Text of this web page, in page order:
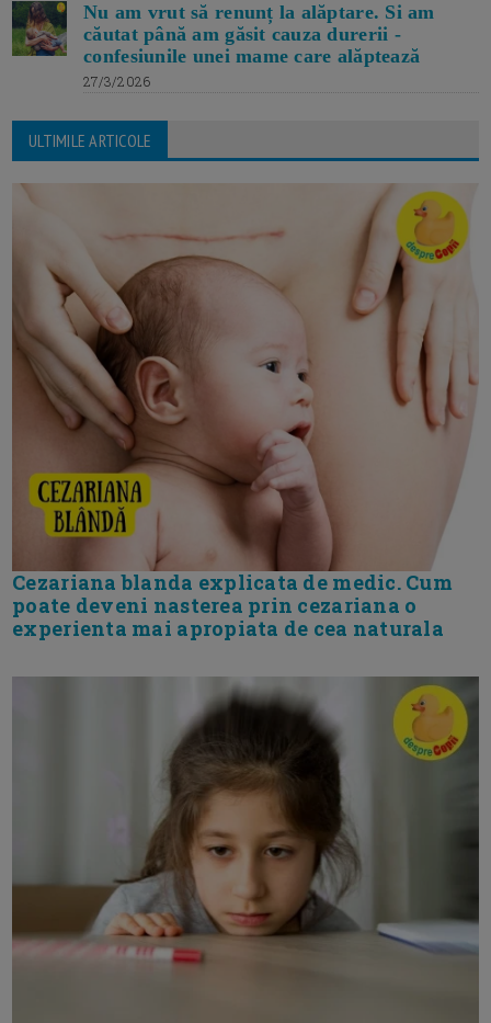
Nu am vrut să renunț la alăptare. Si am
căutat până am găsit cauza durerii -
confesiunile unei mame care alăptează
27/3/2026
ULTIMILE ARTICOLE
Cezariana blanda explicata de medic. Cum
poate deveni nasterea prin cezariana o
experienta mai apropiata de cea naturala